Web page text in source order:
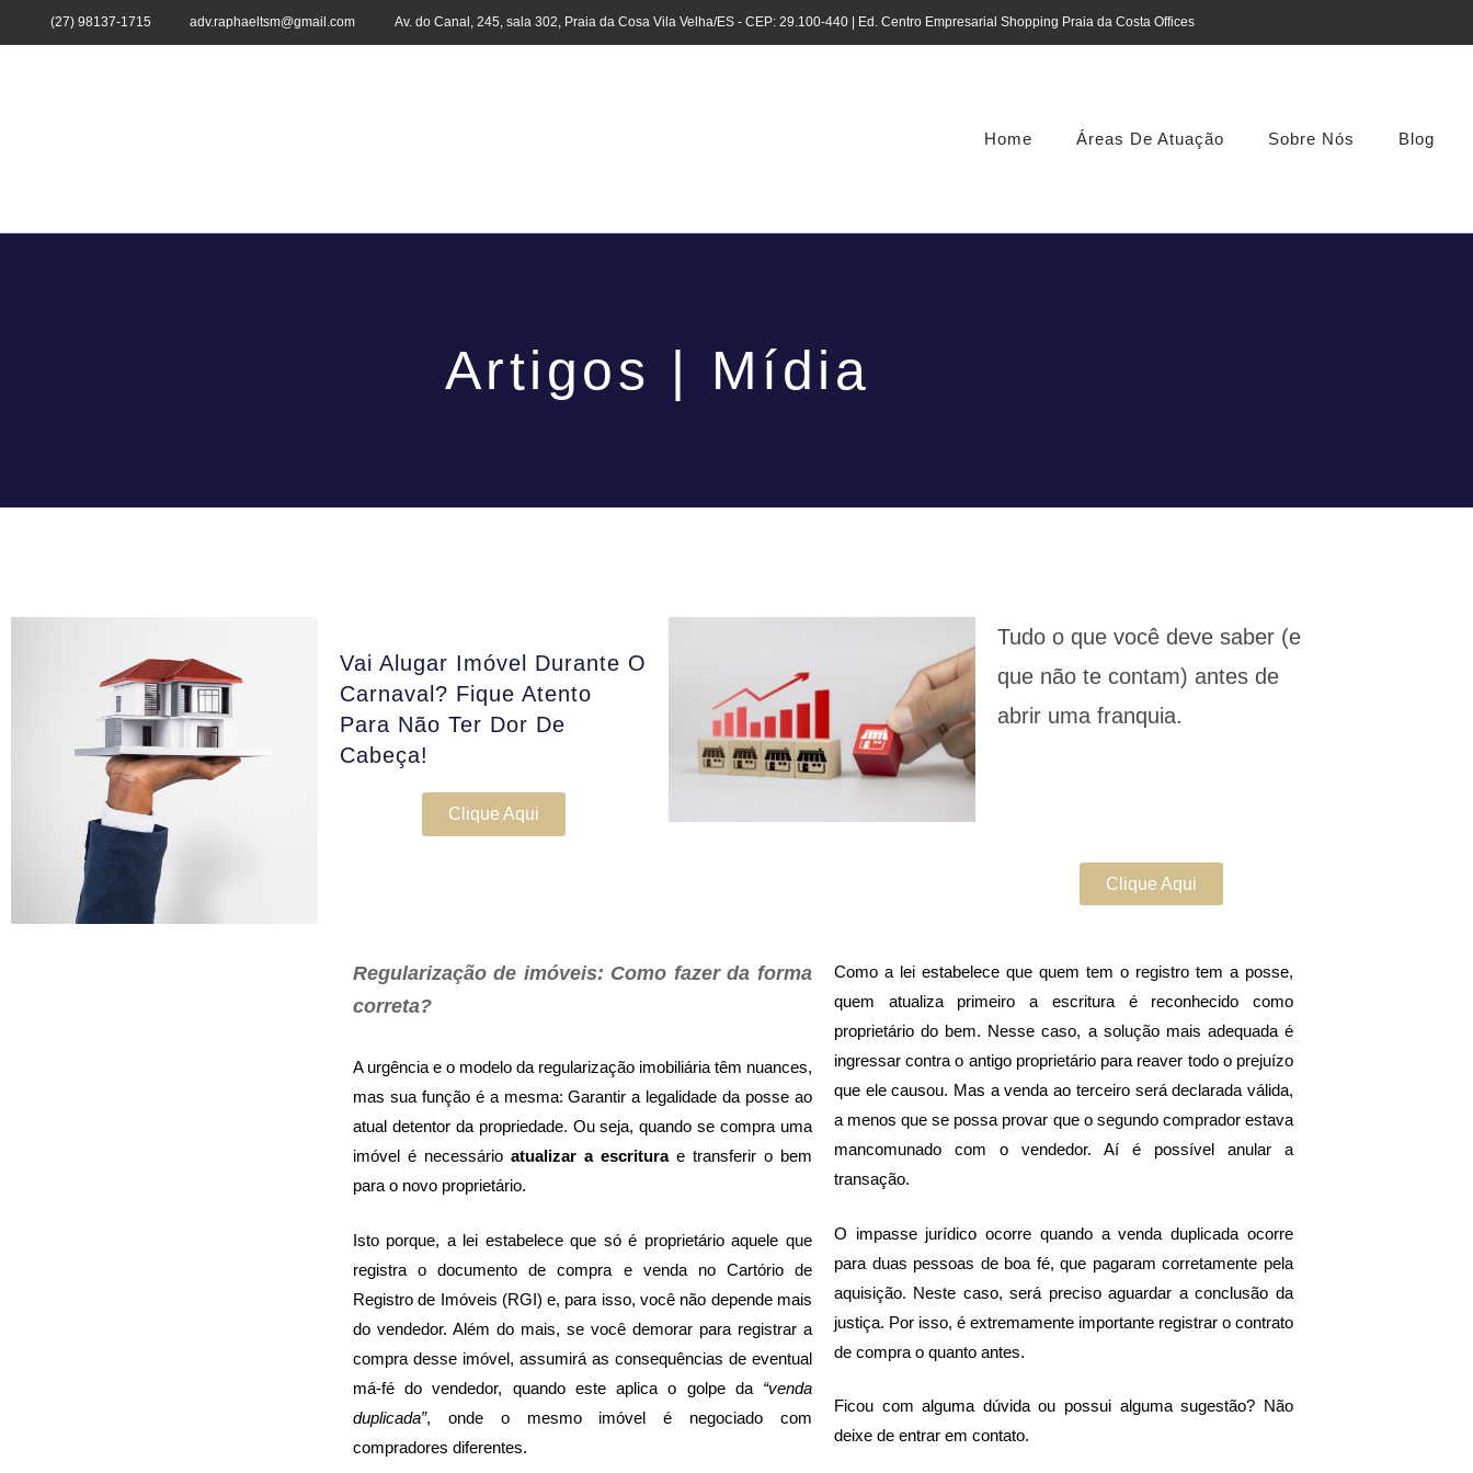
(27) 98137-1715 adv.raphaeltsm@gmail.com Av. do Canal, 245, sala 302, Praia da Cosa Vila Velha/ES - CEP: 29.100-440 | Ed. Centro Empresarial Shopping Praia da Costa Offices
Home Áreas De Atuação Sobre Nós Blog
Artigos | Mídia
Vai Alugar Imóvel Durante O
Carnaval? Fique Atento
Para Não Ter Dor De
Cabeça!
Clique Aqui
Tudo o que você deve saber (e
que não te contam) antes de
abrir uma franquia.
Clique Aqui
Regularização de imóveis: Como fazer da forma
correta?
A urgência e o modelo da regularização imobiliária têm nuances,
mas sua função é a mesma: Garantir a legalidade da posse ao
atual detentor da propriedade. Ou seja, quando se compra uma
imóvel é necessário atualizar a escriturae transferir o bem
para o novo proprietário.
Isto porque, a lei estabelece que só é proprietário aquele que
registra o documento de compra e venda no Cartório de
Registro de Imóveis (RGI) e, para isso, você não depende mais
do vendedor. Além do mais, se você demorar para registrar a
compra desse imóvel, assumirá as consequências de eventual
má-fé do vendedor, quando este aplica o golpe da “venda
duplicada”, onde o mesmo imóvel é negociado com
compradores diferentes.
Como a lei estabelece que quem tem o registro tem a posse,
quem atualiza primeiro a escritura é reconhecido como
proprietário do bem. Nesse caso, a solução mais adequada é
ingressar contra o antigo proprietário para reaver todo o prejuízo
que ele causou. Mas a venda ao terceiro será declarada válida,
a menos que se possa provar que o segundo comprador estava
mancomunado com o vendedor. Aí é possível anular a
transação.
O impasse jurídico ocorre quando a venda duplicada ocorre
para duas pessoas de boa fé, que pagaram corretamente pela
aquisição. Neste caso, será preciso aguardar a conclusão da
justiça. Por isso, é extremamente importante registrar o contrato
de compra o quanto antes.
Ficou com alguma dúvida ou possui alguma sugestão? Não
deixe de entrar em contato.